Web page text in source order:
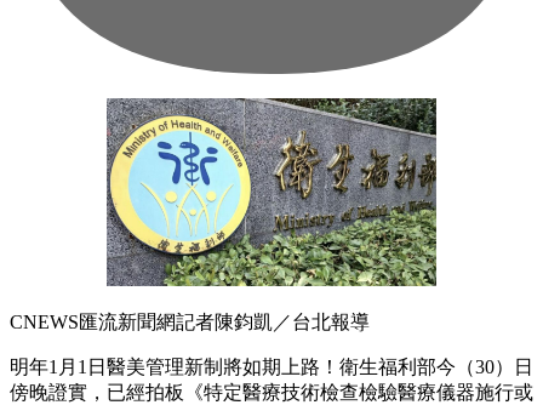
CNEWS匯流新聞網記者陳鈞凱／台北報導
明年1月1日醫美管理新制將如期上路！衛生福利部今（30）日
傍晚證實，已經拍板《特定醫療技術檢查檢驗醫療儀器施行或